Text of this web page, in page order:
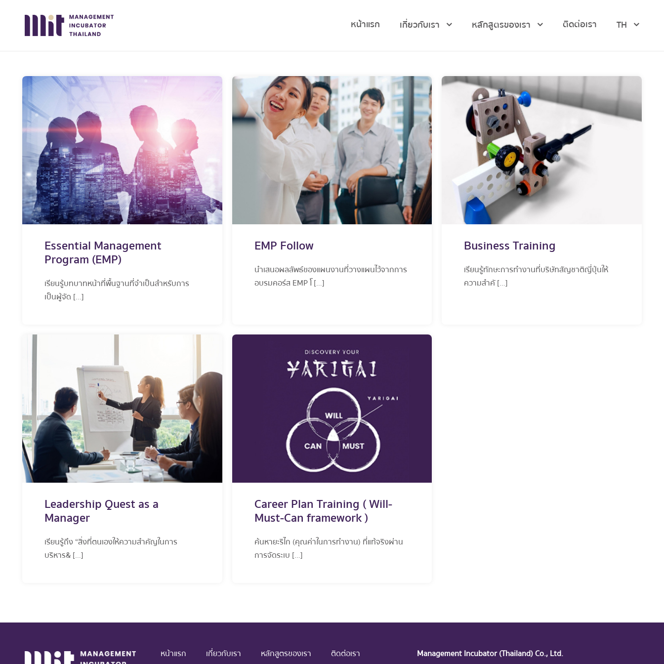
หน้าแรก เกี่ยวกับเรา หลักสูตรของเรา ติดต่อเรา TH
Essential Management
Program (EMP)
เรียนรู้บทบาทหน้าที่พื้นฐานที่จำเป็นสำหรับการ
เป็นผู้จัด […]
EMP Follow
นำเสนอผลลัพธ์ของแผนงานที่วางแผนไว้จากการ
อบรมคอร์ส EMP โ […]
Business Training
เรียนรู้ทักษะการทำงานที่บริษัทสัญชาติญี่ปุ่นให้
ความสำคั […]
Leadership Quest as a
Manager
เรียนรู้ถึง “สิ่งที่ตนเองให้ความสำคัญในการ
บริหาร& […]
Career Plan Training ( Will-
Must-Can framework )
ค้นหายะริไก (คุณค่าในการทำงาน) ที่แท้จริงผ่าน
การจัดระเบ […]
หน้าแรก เกี่ยวกับเรา หลักสูตรของเรา ติดต่อเรา Management Incubator (Thailand) Co., Ltd.